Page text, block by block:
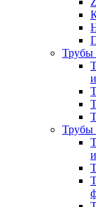
Трубы
Трубы